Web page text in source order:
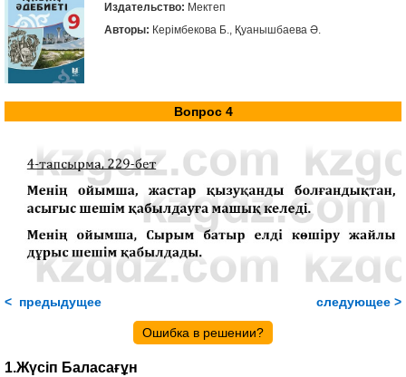
Издательство: Мектеп
Авторы: Керімбекова Б., Қуанышбаева Ә.
Вопрос 4
< предыдущее следующее >
Ошибка в решении?
1.Жүсіп Баласағұн